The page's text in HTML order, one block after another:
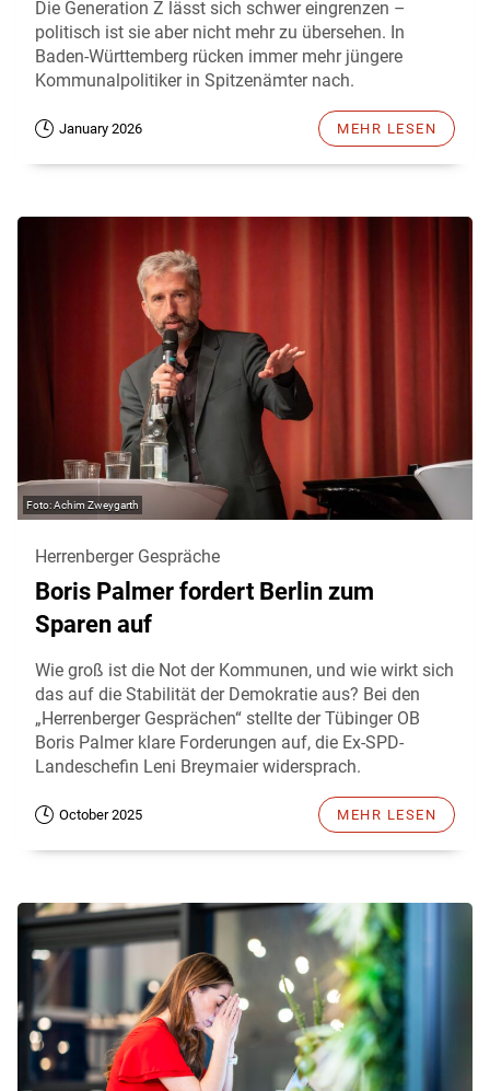
Die Generation Z lässt sich schwer eingrenzen –
politisch ist sie aber nicht mehr zu übersehen. In
Baden-Württemberg rücken immer mehr jüngere
Kommunalpolitiker in Spitzenämter nach.
January 2026 MEHR LESEN
Achim Zweygarth
Herrenberger Gespräche
Boris Palmer fordert Berlin zum
Sparen auf
Wie groß ist die Not der Kommunen, und wie wirkt sich
das auf die Stabilität der Demokratie aus? Bei den
„Herrenberger Gesprächen“ stellte der Tübinger OB
Boris Palmer klare Forderungen auf, die Ex-SPD-
Landeschefin Leni Breymaier widersprach.
October 2025 MEHR LESEN